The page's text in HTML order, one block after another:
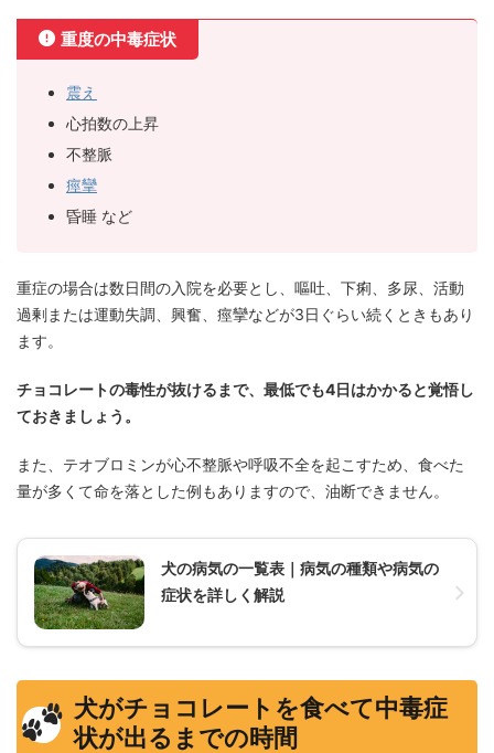
重度の中毒症状
震え
心拍数の上昇
不整脈
痙攣
昏睡 など
重症の場合は数日間の入院を必要とし、嘔吐、下痢、多尿、活動
過剰または運動失調、興奮、痙攣などが3日ぐらい続くときもあり
ます。
チョコレートの毒性が抜けるまで、最低でも4日はかかると覚悟し
ておきましょう。
また、テオブロミンが心不整脈や呼吸不全を起こすため、食べた
量が多くて命を落とした例もありますので、油断できません。
犬の病気の一覧表｜病気の種類や病気の
症状を詳しく解説
犬がチョコレートを食べて中毒症
状が出るまでの時間